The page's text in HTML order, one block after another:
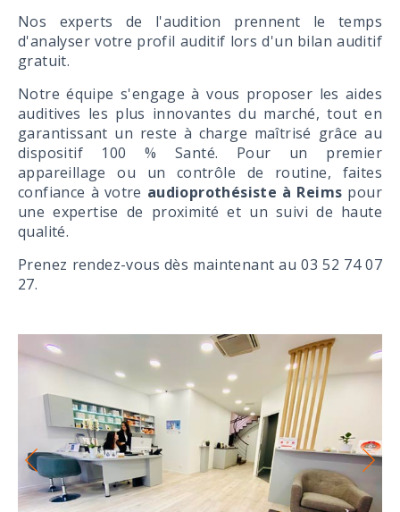
Nos experts de l'audition prennent le temps
d'analyser votre profil auditif lors d'un bilan auditif
gratuit.
Notre équipe s'engage à vous proposer les aides
auditives les plus innovantes du marché, tout en
garantissant un reste à charge maîtrisé grâce au
dispositif 100 % Santé. Pour un premier
appareillage ou un contrôle de routine, faites
confiance à votre audioprothésiste à Reims pour
une expertise de proximité et un suivi de haute
qualité.
Prenez rendez-vous dès maintenant au 03 52 74 07
27.